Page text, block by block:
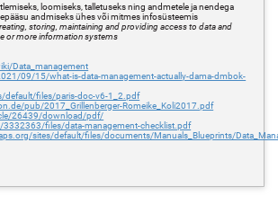
loomiseks, talletuseks ning andmetele ja nendega
andmiseks ühes või mitmes infosüsteemis
storing, maintaining and providing access to data and
or more information systems
Data_management
09/15/what-is-data-management-actually-dama-dmbok-
default/files/paris-doc-v6-1_2.pdf
pub/2017_Grillenberger-Romeike_Koli2017.pdf
26439/download/pdf/
files/data-management-checklist.pdf
sites/default/files/documents/Manuals_Blueprints/